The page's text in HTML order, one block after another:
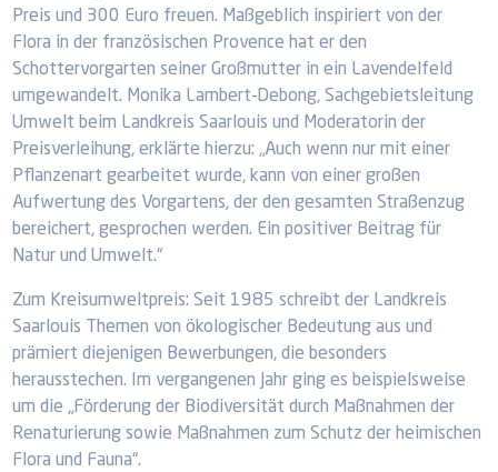
Preis und 300 Euro freuen. Maßgeblich inspiriert von der
Flora in der französischen Provence hat er den
Schottervorgarten seiner Großmutter in ein Lavendelfeld
umgewandelt. Monika Lambert-Debong, Sachgebietsleitung
Umwelt beim Landkreis Saarlouis und Moderatorin der
Preisverleihung, erklärte hierzu: „Auch wenn nur mit einer
Pflanzenart gearbeitet wurde, kann von einer großen
Aufwertung des Vorgartens, der den gesamten Straßenzug
bereichert, gesprochen werden. Ein positiver Beitrag für
Natur und Umwelt.“
Zum Kreisumweltpreis: Seit 1985 schreibt der Landkreis
Saarlouis Themen von ökologischer Bedeutung aus und
prämiert diejenigen Bewerbungen, die besonders
herausstechen. Im vergangenen Jahr ging es beispielsweise
um die „Förderung der Biodiversität durch Maßnahmen der
Renaturierung sowie Maßnahmen zum Schutz der heimischen
Flora und Fauna“.